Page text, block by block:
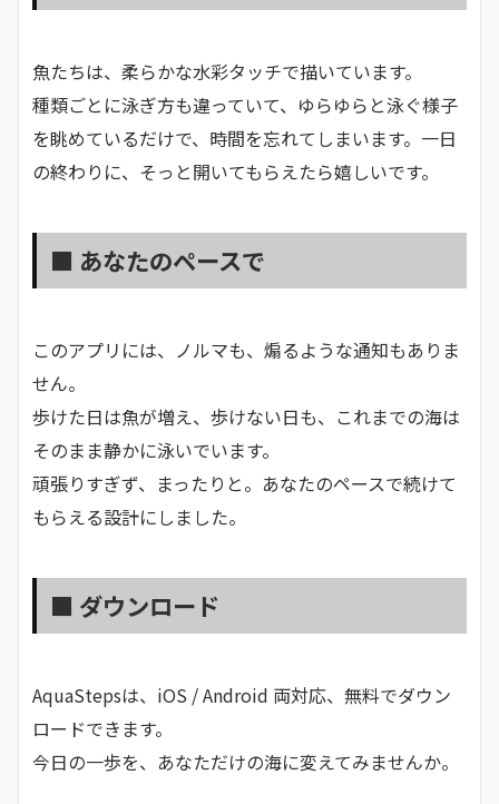
魚たちは、柔らかな水彩タッチで描いています。
種類ごとに泳ぎ方も違っていて、ゆらゆらと泳ぐ様子
を眺めているだけで、時間を忘れてしまいます。一日
の終わりに、そっと開いてもらえたら嬉しいです。
■ あなたのペースで
このアプリには、ノルマも、煽るような通知もありま
せん。
歩けた日は魚が増え、歩けない日も、これまでの海は
そのまま静かに泳いでいます。
頑張りすぎず、まったりと。あなたのペースで続けて
もらえる設計にしました。
■ ダウンロード
AquaStepsは、iOS / Android 両対応、無料でダウン
ロードできます。
今日の一歩を、あなただけの海に変えてみませんか。